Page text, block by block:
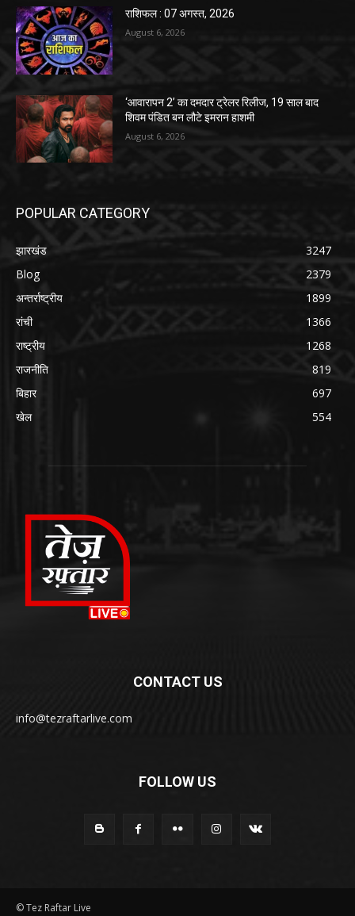
राशिफल : 07 अगस्त, 2026
August 6, 2026
‘आवारापन 2’ का दमदार ट्रेलर रिलीज, 19 साल बाद
शिवम पंडित बन लौटे इमरान हाशमी
August 6, 2026
POPULAR CATEGORY
झारखंड
3247
Blog
2379
अन्तर्राष्ट्रीय
1899
रांची
1366
राष्ट्रीय
1268
राजनीति
819
बिहार
697
खेल
554
CONTACT US
info@tezraftarlive.com
FOLLOW US
© Tez Raftar Live